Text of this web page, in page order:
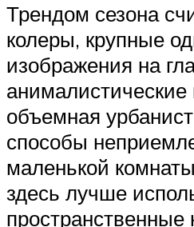
Трендом сезона
колеры, крупные
изображения на
анималистические
объемная
способы
маленькой
здесь лучше
пространственные